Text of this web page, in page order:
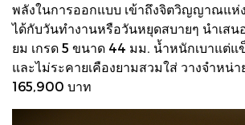
พลังในการออกแบบ เข้าถึงจิตวิญญาณแห่
ได้กับวันทำงานหรือวันหยุดสบายๆ นำเสน
ยม เกรด 5 ขนาด 44 มม. น้ำหนักเบาแต่
และไม่ระคายเคืองยามสวมใส่ วางจำหน่า
165,900 บาท